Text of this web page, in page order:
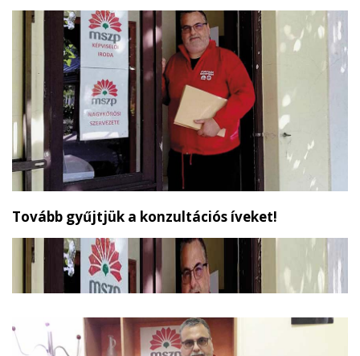
lakosságnak. Csakhogy hiba csúszott a gépezetbe,
mert 23 perccel később nyújtottak be egy beadványt.
Amely ezáltal érvénytelenné vált, és így nem tudta ismét
elodázni a tartozás rendezését. Vagyis 23 percen
múlott a mostani kifizetés 5000 nagykőrösi háztartás
részére!” – írja Facebook oldalán Zágráb Nándor
önkormányzati képviselő.
Tovább gyűjtjük a konzultációs íveket!